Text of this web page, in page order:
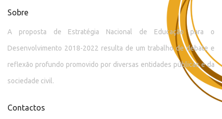
Sobre
A proposta de Estratégia Nacional de Educação para o
Desenvolvimento 2018-2022 resulta de um trabalho de debate e
reflexão profundo promovido por diversas entidades públicas e da
sociedade civil.
Contactos